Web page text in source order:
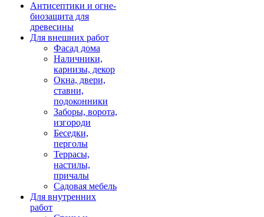
Антисептики и огне-
биозащита для
древесины
Для внешних работ
Фасад дома
Наличники,
карнизы, декор
Окна, двери,
ставни,
подоконники
Заборы, ворота,
изгороди
Беседки,
перголы
Террасы,
настилы,
причалы
Садовая мебель
Для внутренних
работ